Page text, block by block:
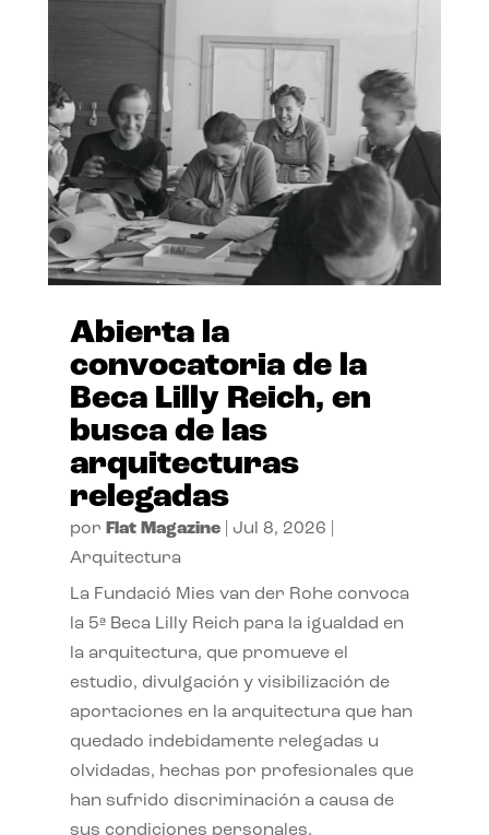
Abierta la
convocatoria de la
Beca Lilly Reich, en
busca de las
arquitecturas
relegadas
por Flat Magazine| Jul 8, 2026
Arquitectura
La Fundació Mies van der Rohe convoca
la 5ª Beca Lilly Reich para la igualdad en
la arquitectura, que promueve el
estudio, divulgación y visibilización de
aportaciones en la arquitectura que han
quedado indebidamente relegadas u
olvidadas, hechas por profesionales que
han sufrido discriminación a causa de
sus condiciones personales.